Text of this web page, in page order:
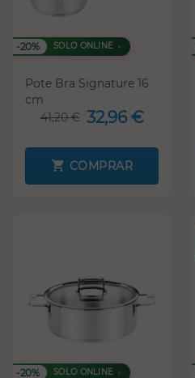
-20% SOLO ONLINE
Pote Bra Signature 16
cm
41,20 € 32,96 €
COMPRAR
-20% SOLO ONLINE